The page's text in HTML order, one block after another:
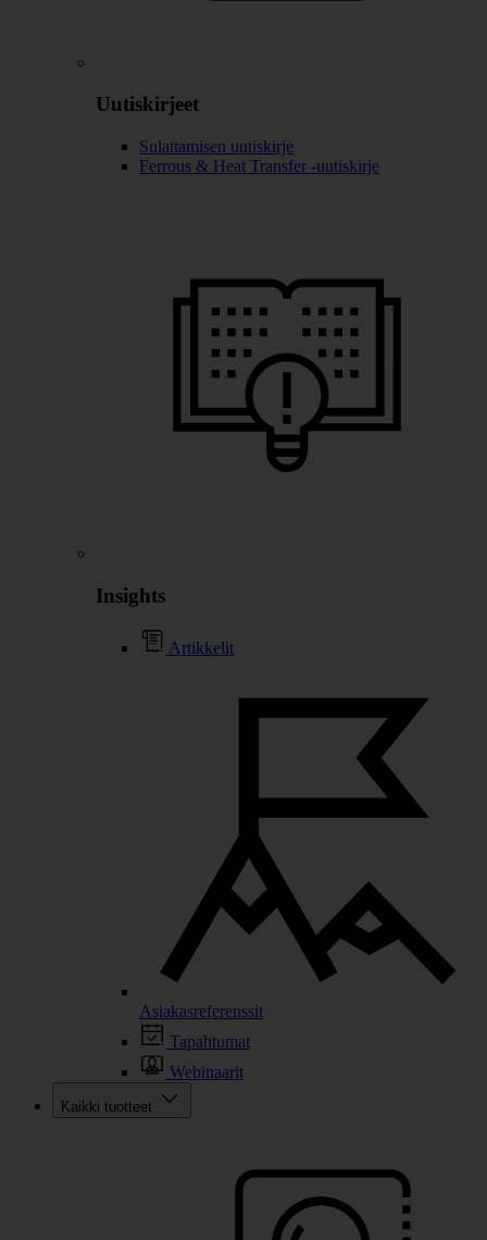
Uutiskirjeet
Sulattamisen uutiskirje
Ferrous & Heat Transfer -uutiskirje
Insights
Artikkelit
Asiakasreferenssit
Tapahtumat
Webinaarit
Kaikki tuotteet